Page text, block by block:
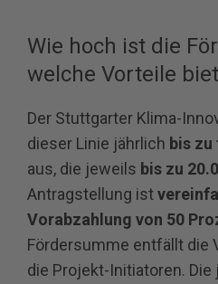
Wie hoch ist die
welche Vorteile
Der Stuttgarter Klima-
dieser Linie jährlich bis
aus, die jeweils bis zu
Antragstellung ist
Vorabzahlung von 50
Fördersumme entfällt die
die Projekt-Initiatoren.